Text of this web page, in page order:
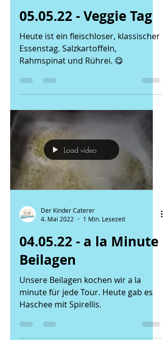
05.05.22 - Veggie Tag
Heute ist ein fleischloser, klassischer
Essenstag. Salzkartoffeln,
Rahmspinat und Rührei. 😋
Load video
Der Kinder Caterer
4. Mai 2022
1 Min. Lesezeit
04.05.22 - a la Minute
Beilagen
Unsere Beilagen kochen wir a la
minute für jede Tour. Heute gab es
Haschee mit Spirellis.